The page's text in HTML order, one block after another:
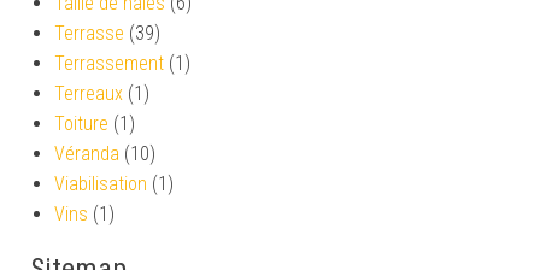
Terrasse (39)
Terrassement (1)
Terreaux (1)
Toiture (1)
Véranda (10)
Viabilisation (1)
Vins (1)